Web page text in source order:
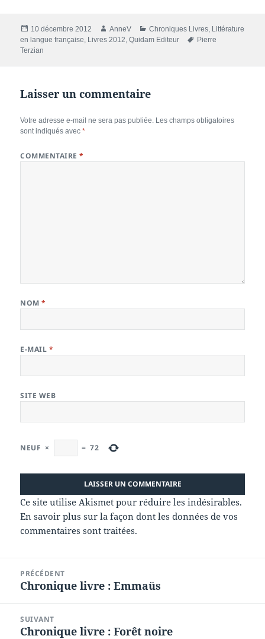
Publié
le
10 décembre 2012 Auteur
AnneV Catégories
Chroniques Livres, Littérature
en langue française, Livres 2012,Quidam Editeur
Mots-
Pierre
Terzian
Laisser un commentaire
Votre adresse e-mail ne sera pas publiée. Les champs obligatoires
sont indiqués avec*
COMMENTAIRE*
NOM*
E-MAIL *
SITE WEB
NEUF × = 72
Ce site utilise Akismet pour réduire les indésirables.
En savoir plus sur la façon dont les données de vos
commentaires sont traitées.
l’article
PRÉCÉDENT
Article
Chronique livre : Emmaüs
SUIVANT
Article
Chronique livre : Forêt noire